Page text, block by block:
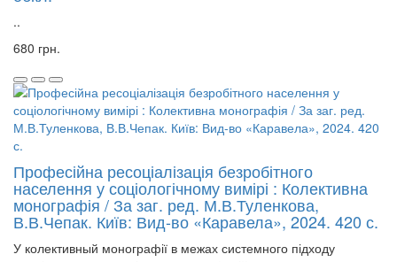
..
680 грн.
Професійна ресоціалізація безробітного
населення у соціологічному вимірі : Колективна
монографія / За заг. ред. М.В.Туленкова,
В.В.Чепак. Київ: Вид-во «Каравела», 2024. 420 с.
У колективный монографії в межах системного підходу